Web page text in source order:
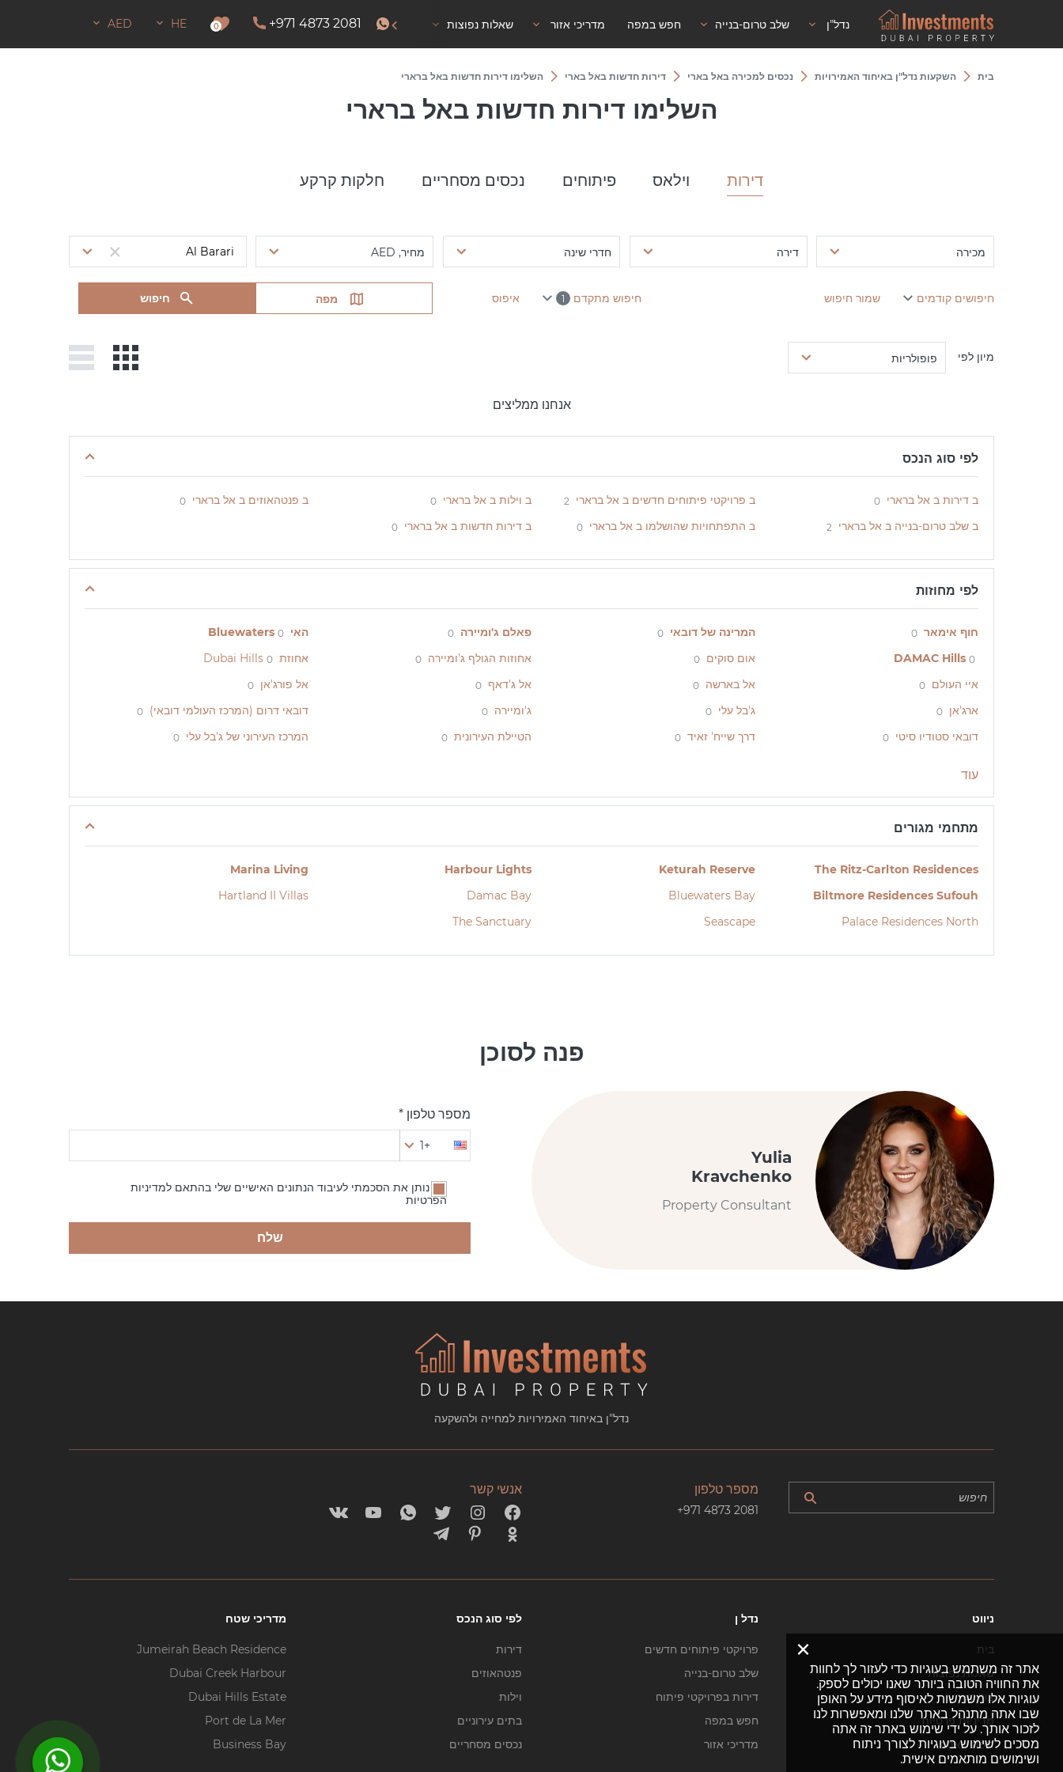
נדל"ן שלב טרום-בנייה חפש במפה מדריכי אזור שאלות נפוצות אישור שהייה+971 4873 2081
0
HE
AED
בית השקעות נדל"ן באיחוד האמירויות נכסים למכירה באל בארי דירות חדשות באל בארי השלימו דירות חדשות באל ברארי
השלימו דירות חדשות באל ברארי
דירות וילאס פיתוחים נכסים מסחריים חלקות קרקע
מכירה דירה חדרי שינה מחיר, AED
חיפושים קודמים שמור חיפוש חיפוש מתקדם 1 איפוס מפה חיפוש
מיון לפי פופולריות
אנחנו ממליצים
לפי סוג הנכס
ב דירות ב אל ברארי 0 ב פרויקטי פיתוחים חדשים ב אל ברארי 2 ב וילות ב אל ברארי 0 ב פנטהאוזים ב אל ברארי 0
ב שלב טרום-בנייה ב אל ברארי 2 ב התפתחויות שהושלמו ב אל ברארי 0 ב דירות חדשות ב אל ברארי 0
לפי מחוזות
חוף אימאר 0 המרינה של דובאי 0 פאלם ג'ומיירה 0 האי Bluewaters 0
DAMAC Hills 0 אום סוקים 0 אחוזות הגולף ג'ומיירה 0 אחוזת Dubai Hills 0
איי העולם 0 אל בארשה 0 אל ג'דאף 0 אל פורג'אן 0
ארג'אן 0 ג'בל עלי 0 ג'ומיירה 0 דובאי דרום (המרכז העולמי דובאי) 0
דובאי סטודיו סיטי 0 דרך שייח' זאיד 0 הטיילת העירונית 0 המרכז העירוני של ג'בל עלי 0
עוד
מתחמי מגורים
The Ritz-Carlton Residences
Keturah Reserve
Harbour Lights
Marina Living
Biltmore Residences Sufouh
Bluewaters Bay
Damac Bay
Hartland II Villas
Palace Residences North
Seascape
The Sanctuary
פנה לסוכן
Yulia
Kravchenko
Property Consultant
מספר טלפון *
+1
אני נותן את הסכמתי לעיבוד הנתונים האישיים שלי בהתאם למדיניות
הפרטיות
שלח
נדל"ן באיחוד האמירויות למחייה ולהשקעה
מספר טלפון
+971 4873 2081
אנשי קשר
ניווט
בית
שאלות נפוצות
צור קשר
מדיניות פרטיות
מפת האתר
נדל ן
פרויקטי פיתוחים חדשים
שלב טרום-בנייה
דירות בפרויקטי פיתוח
חפש במפה
מדריכי אזור
לפי סוג הנכס
דירות
פנטהאוזים
וילות
בתים עירוניים
נכסים מסחריים
מדריכי שטח
Jumeirah Beach Residence
Dubai Creek Harbour
Dubai Hills Estate
Port de La Mer
Business Bay
×
אתר זה משתמש בעוגיות כדי לעזור לך לחוות
את החוויה הטובה ביותר שאנו יכולים לספק.
עוגיות אלו משמשות לאיסוף מידע על האופן
שבו אתה מתנהל באתר שלנו ומאפשרות לנו
לזכור אותך. על ידי שימוש באתר זה אתה
מסכים לשימוש בעוגיות לצורך ניתוח
ושימושים מותאמים אישית.